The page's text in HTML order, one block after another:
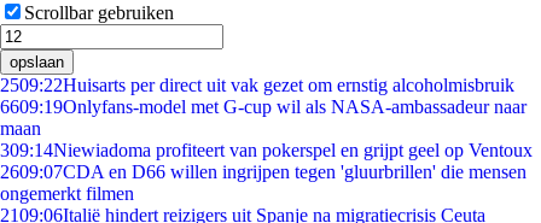
Scrollbar gebruiken
opslaan
2509:22Huisarts per direct uit vak gezet om ernstig alcoholmisbruik
6609:19Onlyfans-model met G-cup wil als NASA-ambassadeur naar
maan
309:14Niewiadoma profiteert van pokerspel en grijpt geel op Ventoux
2609:07CDA en D66 willen ingrijpen tegen 'gluurbrillen' die mensen
ongemerkt filmen
2109:06Italië hindert reizigers uit Spanje na migratiecrisis Ceuta